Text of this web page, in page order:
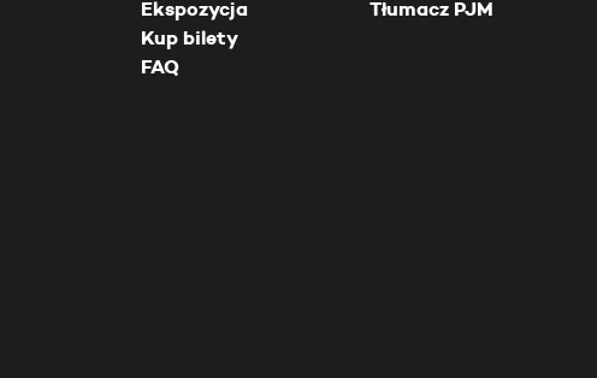
Ekspozycja
Kup bilety
FAQ
Tłumacz PJM